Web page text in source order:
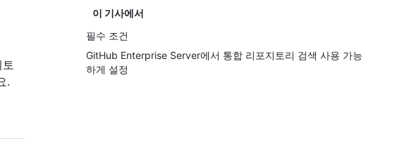
이 기사에서
필수 조건
GitHub Enterprise Server에서 통합 리포지토리 검색 사용 가능
하게 설정
.